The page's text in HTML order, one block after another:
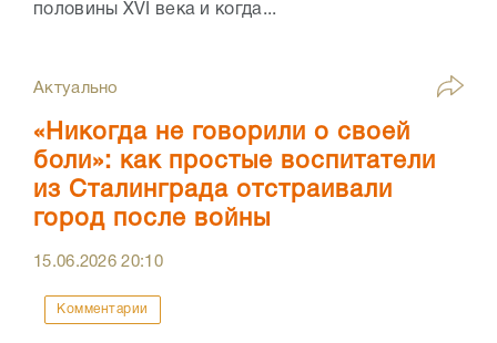
половины XVI века и когда...
Актуально
«Никогда не говорили о своей
боли»: как простые воспитатели
из Сталинграда отстраивали
город после войны
15.06.202620:10
Комментарии